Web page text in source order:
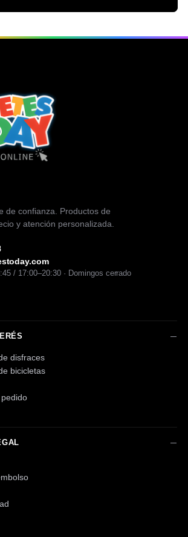
de confianza. Productos de
y atención personalizada.
/ 17:00–20:30 · Domingos cerrado
disfraces
bicicletas